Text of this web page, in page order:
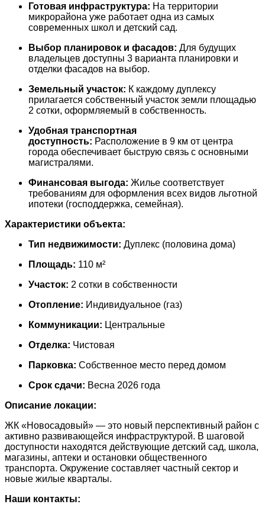
Готовая инфраструктура: На территории
микрорайона уже работает одна из самых
современных школ и детский сад.
Выбор планировок и фасадов: Для будущих
владельцев доступны 3 варианта планировки и
отделки фасадов на выбор.
Земельный участок: К каждому дуплексу
прилагается собственный участок земли площадью
2 сотки, оформляемый в собственность.
Удобная транспортная
доступность: Расположение в 9 км от центра
города обеспечивает быструю связь с основными
магистралями.
Финансовая выгода: Жилье соответствует
требованиям для оформления всех видов льготной
ипотеки (господдержка, семейная).
Характеристики объекта:
Тип недвижимости: Дуплекс (половина дома)
Площадь: 110 м²
Участок: 2 сотки в собственности
Отопление: Индивидуальное (газ)
Коммуникации: Центральные
Отделка: Чистовая
Парковка: Собственное место перед домом
Срок сдачи: Весна 2026 года
Описание локации:
ЖК «Новосадовый» — это новый перспективный район с
активно развивающейся инфраструктурой. В шаговой
доступности находятся действующие детский сад, школа,
магазины, аптеки и остановки общественного
транспорта. Окружение составляет частный сектор и
новые жилые кварталы.
Наши контакты: